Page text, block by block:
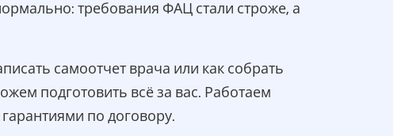
требования ФАЦ стали строже, а
самоотчет врача или как собрать
подготовить всё за вас. Работаем
по договору.